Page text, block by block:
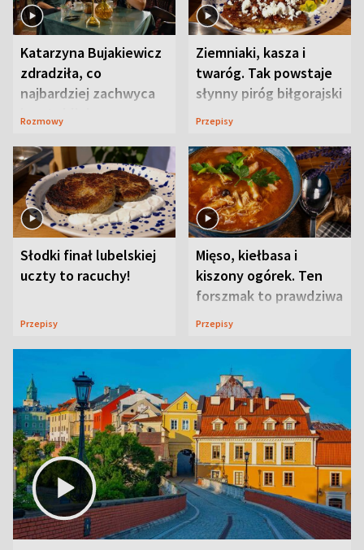
Katarzyna Bujakiewicz
zdradziła, co
najbardziej zachwyca
ją w Lublinie
Rozmowy
Ziemniaki, kasza i
twaróg. Tak powstaje
słynny piróg biłgorajski
Przepisy
Słodki finał lubelskiej
uczty to racuchy!
Przepisy
Mięso, kiełbasa i
kiszony ogórek. Ten
forszmak to prawdziwa
uczta
Przepisy